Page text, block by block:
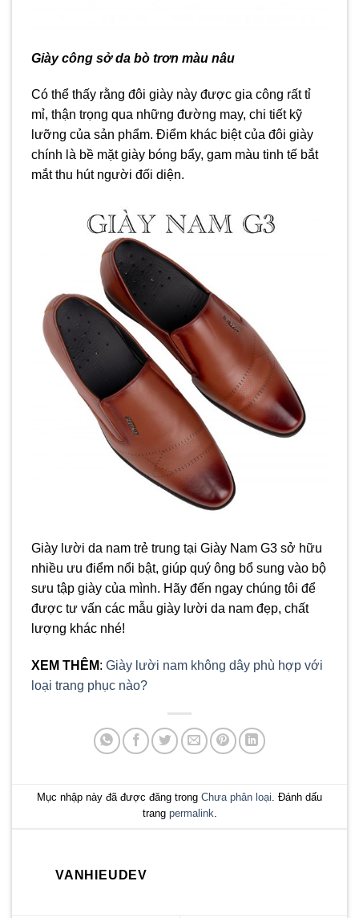
Giày công sở da bò trơn màu nâu
Có thể thấy rằng đôi giày này được gia công rất tỉ
mỉ, thận trọng qua những đường may, chi tiết kỹ
lưỡng của sản phẩm. Điểm khác biệt của đôi giày
chính là bề mặt giày bóng bẩy, gam màu tinh tế bắt
mắt thu hút người đối diện.
Giày lười da nam trẻ trung tại Giày Nam G3 sở hữu
nhiều ưu điểm nổi bật, giúp quý ông bổ sung vào bộ
sưu tập giày của mình. Hãy đến ngay chúng tôi để
được tư vấn các mẫu giày lười da nam đẹp, chất
lượng khác nhé!
XEM THÊM: Giày lười nam không dây phù hợp với
loại trang phục nào?
Mục nhập này đã được đăng trong Chưa phân loại. Đánh dấu
trang permalink.
VANHIEUDEV